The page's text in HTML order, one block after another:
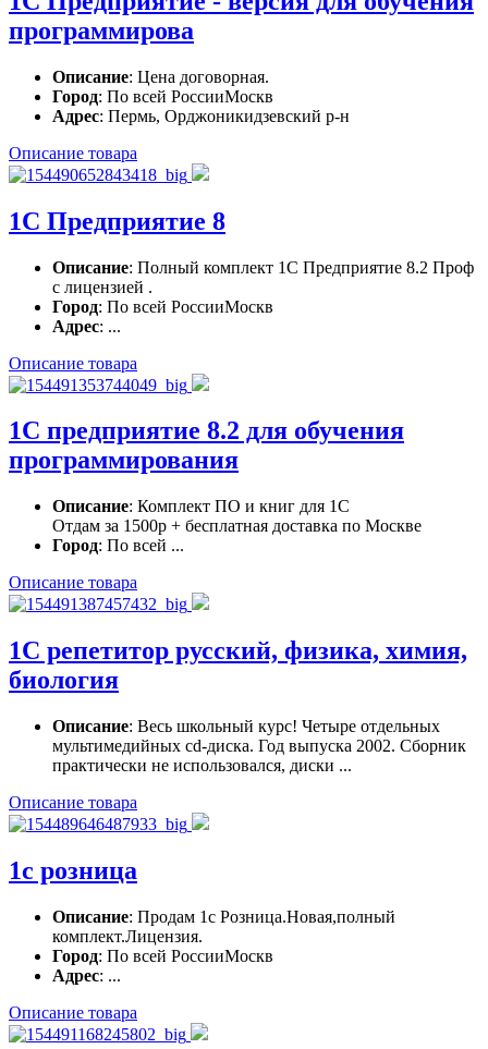
программирова
Описание: Цена договорная.
Город: По всей РоссииМоскв
Адрес: Пермь, Орджоникидзевский р-н
Описание товара
1С Предприятие 8
Описание: Полный комплект 1С Предприятие 8.2 Проф
с лицензией .
Город: По всей РоссииМоскв
Адрес: ...
Описание товара
1С предприятие 8.2 для обучения
программирования
Описание: Комплект ПО и книг для 1С
Отдам за 1500р + бесплатная доставка по Москве
Город: По всей ...
Описание товара
1С репетитор русский, физика, химия,
биология
Описание: Весь школьный курс! Четыре отдельных
мультимедийных cd-диска. Год выпуска 2002. Сборник
практически не использовался, диски ...
Описание товара
1с розница
Описание: Продам 1с Розница.Новая,полный
комплект.Лицензия.
Город: По всей РоссииМоскв
Адрес: ...
Описание товара